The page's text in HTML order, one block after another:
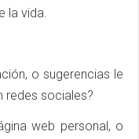
la vida.
o sugerencias le
redes sociales?
web personal, o